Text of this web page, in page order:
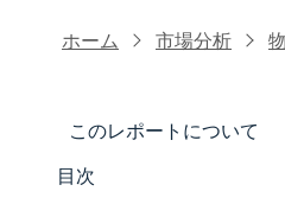
ホーム 市場分析
このレポートについて
市場規模とシェア
目次